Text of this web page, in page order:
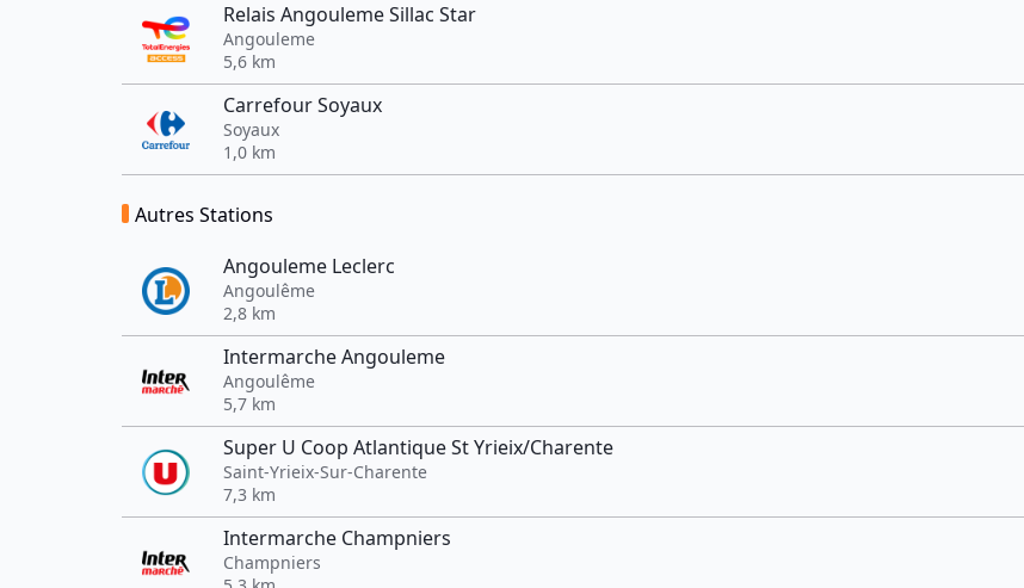
Relais Angouleme Sillac Star
Angouleme
5,6 km
Carrefour Soyaux
Soyaux
1,0 km
Autres Stations
Angouleme Leclerc
Angoulême
2,8 km
Intermarche Angouleme
Angoulême
5,7 km
Super U Coop Atlantique St Yrieix/Charente
Saint-Yrieix-Sur-Charente
7,3 km
Intermarche Champniers
Champniers